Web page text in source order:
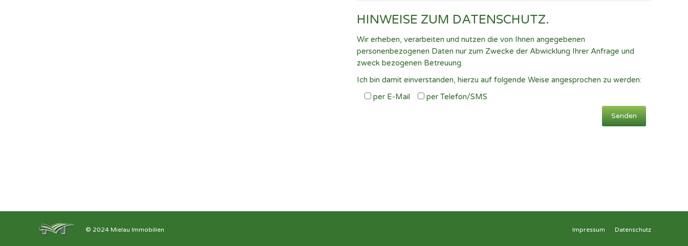
HINWEISE ZUM DATENSCHUTZ.
Wir erheben, verarbeiten und nutzen die von Ihnen angegebenen
personenbezogenen Daten nur zum Zwecke der Abwicklung Ihrer Anfrage und
zweck bezogenen Betreuung.
Ich bin damit einverstanden, hierzu auf folgende Weise angesprochen zu werden:
per E-Mail
per Telefon/SMS
© 2024 Mielau Immobilien Impressum Datenschutz